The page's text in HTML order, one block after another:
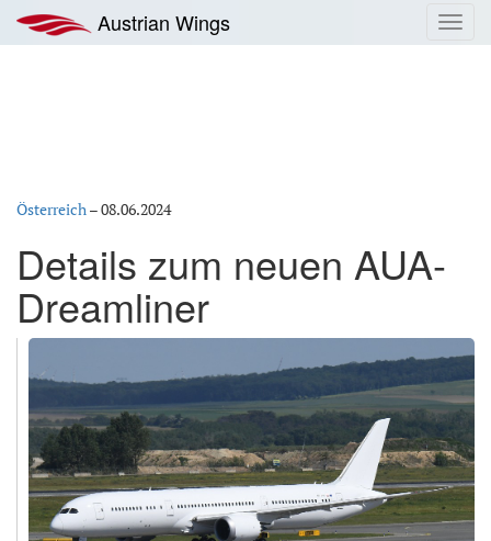
Inhalt
springen
Austrian Wings
Österreich–08.06.2024
Details zum neuen AUA-
Dreamliner